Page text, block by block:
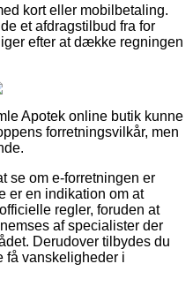
kort eller mobilbetaling.
et afdragstilbud fra for
efter at dække regningen
Apotek online butik kunne
forretningsvilkår, men
se om e-forretningen er
er en indikation om at
regler, foruden at
af specialister der
Derudover tilbydes du
få vanskeligheder i